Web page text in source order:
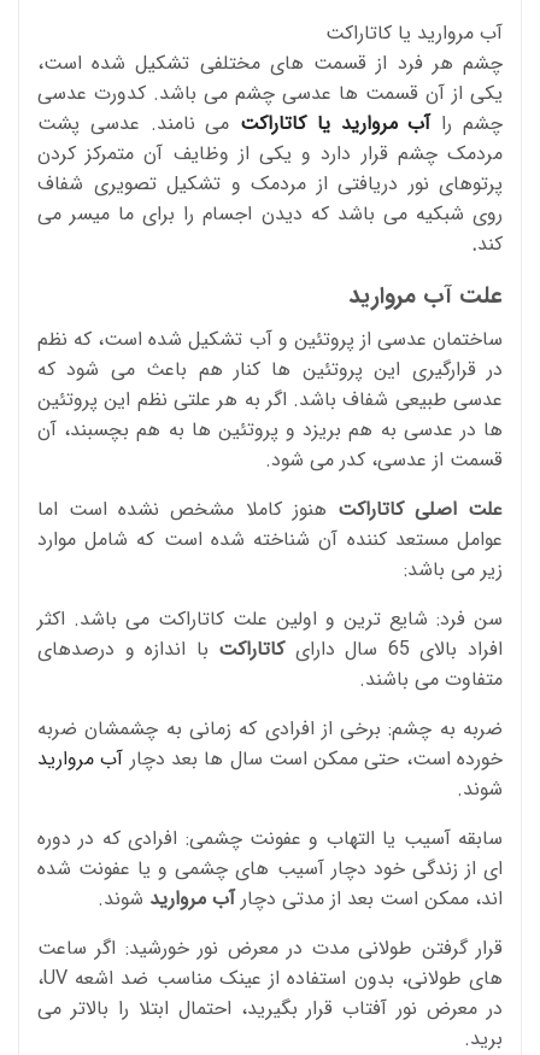
آب مروارید یا کاتاراکت
چشم هر فرد از قسمت های مختلفی تشکیل شده است،
یکی از آن قسمت ها عدسی چشم می باشد. کدورت عدسی
چشم راآب مروارید یا کاتاراکت می نامند. عدسی پشت
مردمک چشم قرار دارد و یکی از وظایف آن متمرکز کردن
پرتوهای نور دریافتی از مردمک و تشکیل تصویری شفاف
روی شبکیه می باشد که دیدن اجسام را برای ما میسر می
کند.
علت آب مروارید
ساختمان عدسی از پروتئین و آب تشکیل شده است، که نظم
در قرارگیری این پروتئین ها کنار هم باعث می شود که
عدسی طبیعی شفاف باشد. اگر به هر علتی نظم این پروتئین
ها در عدسی به هم بریزد و پروتئین ها به هم بچسبند، آن
قسمت از عدسی، کدر می شود.
علت اصلی کاتاراکت هنوز کاملا مشخص نشده است اما
عوامل مستعد کننده آن شناخته شده است که شامل موارد
زیر می باشد:
سن فرد: شایع ترین و اولین علت کاتاراکت می باشد. اکثر
افراد بالای 65 سال دارای
کاتاراکت با اندازه و درصدهای
متفاوت می باشند.
ضربه به چشم: برخی از افرادی که زمانی به چشمشان ضربه
خورده است، حتی ممکن است سال ها بعد دچار آب مروارید
شوند.
سابقه آسیب یا التهاب و عفونت چشمی: افرادی که در دوره
ای از زندگی خود دچار آسیب های چشمی و یا عفونت شده
اند، ممکن است بعد از مدتی دچارآب مروارید شوند.
قرار گرفتن طولانی مدت در معرض نور خورشید: اگر ساعت
های طولانی، بدون استفاده از عینک مناسب ضد اشعه UV،
در معرض نور آفتاب قرار بگیرید، احتمال ابتلا را بالاتر می
برید.